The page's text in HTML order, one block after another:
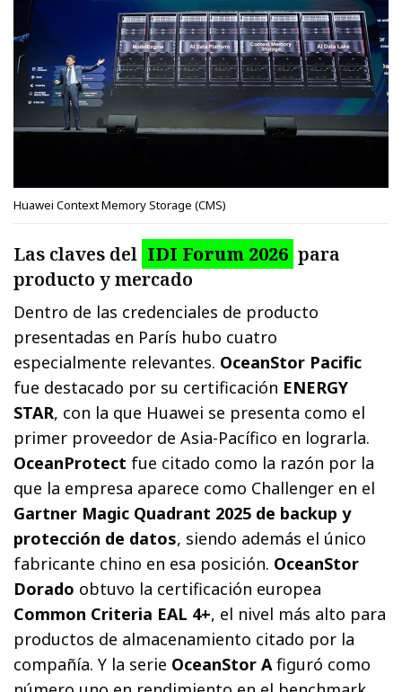
Huawei Context Memory Storage (CMS)
Las claves del IDI Forum 2026 para
producto y mercado
Dentro de las credenciales de producto
presentadas en París hubo cuatro
especialmente relevantes. OceanStor Pacific
fue destacado por su certificación ENERGY
STAR, con la que Huawei se presenta como el
primer proveedor de Asia-Pacífico en lograrla.
OceanProtect fue citado como la razón por la
que la empresa aparece como Challenger en el
Gartner Magic Quadrant 2025 de backup y
protección de datos, siendo además el único
fabricante chino en esa posición. OceanStor
Dorado obtuvo la certificación europea
Common Criteria EAL 4+, el nivel más alto para
productos de almacenamiento citado por la
compañía. Y la serie OceanStor Afiguró como